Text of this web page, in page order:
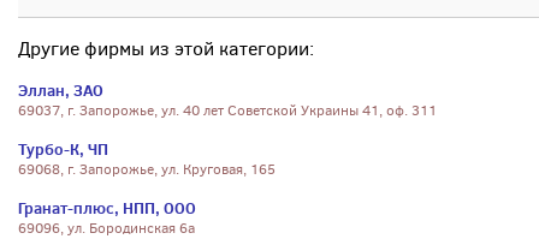
Другие фирмы из этой категории:
Эллан, ЗАО
69037, г. Запорожье, ул. 40 лет Советской Украины 41, оф. 311
Турбо-К, ЧП
69068, г. Запорожье, ул. Круговая, 165
Гранат-плюс, НПП, ООО
69096, ул. Бородинская 6а